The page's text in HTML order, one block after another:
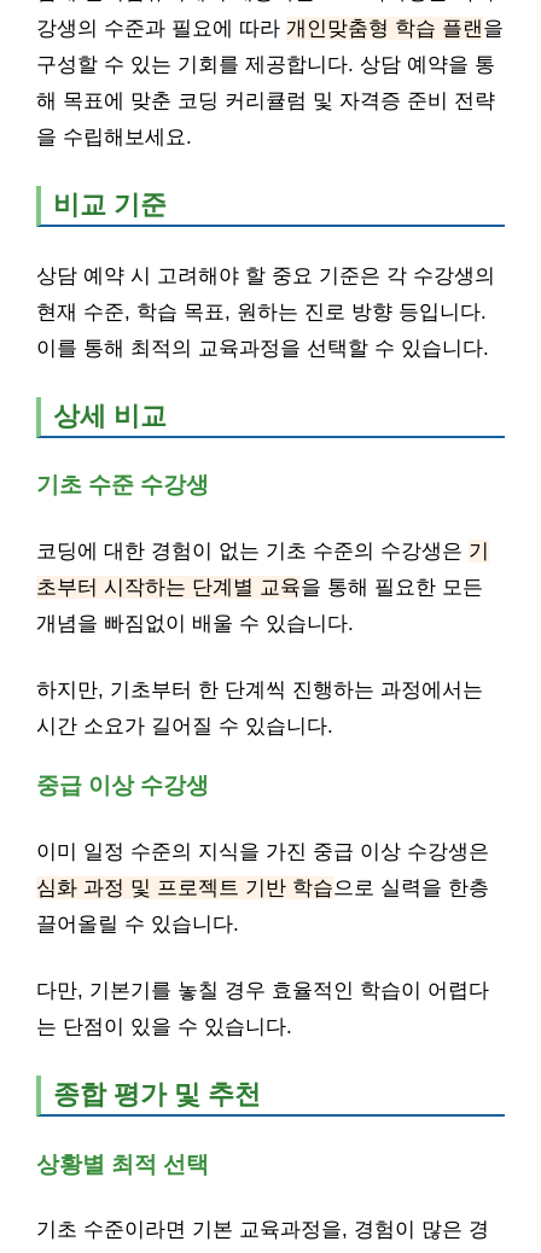
강생의 수준과 필요에 따라 개인맞춤형 학습 플랜을
구성할 수 있는 기회를 제공합니다. 상담 예약을 통
해 목표에 맞춘 코딩 커리큘럼 및 자격증 준비 전략
을 수립해보세요.
비교 기준
상담 예약 시 고려해야 할 중요 기준은 각 수강생의
현재 수준, 학습 목표, 원하는 진로 방향 등입니다.
이를 통해 최적의 교육과정을 선택할 수 있습니다.
상세 비교
기초 수준 수강생
코딩에 대한 경험이 없는 기초 수준의 수강생은 기
초부터 시작하는 단계별 교육을 통해 필요한 모든
개념을 빠짐없이 배울 수 있습니다.
하지만, 기초부터 한 단계씩 진행하는 과정에서는
시간 소요가 길어질 수 있습니다.
중급 이상 수강생
이미 일정 수준의 지식을 가진 중급 이상 수강생은
심화 과정 및 프로젝트 기반 학습으로 실력을 한층
끌어올릴 수 있습니다.
다만, 기본기를 놓칠 경우 효율적인 학습이 어렵다
는 단점이 있을 수 있습니다.
종합 평가 및 추천
상황별 최적 선택
기초 수준이라면 기본 교육과정을, 경험이 많은 경